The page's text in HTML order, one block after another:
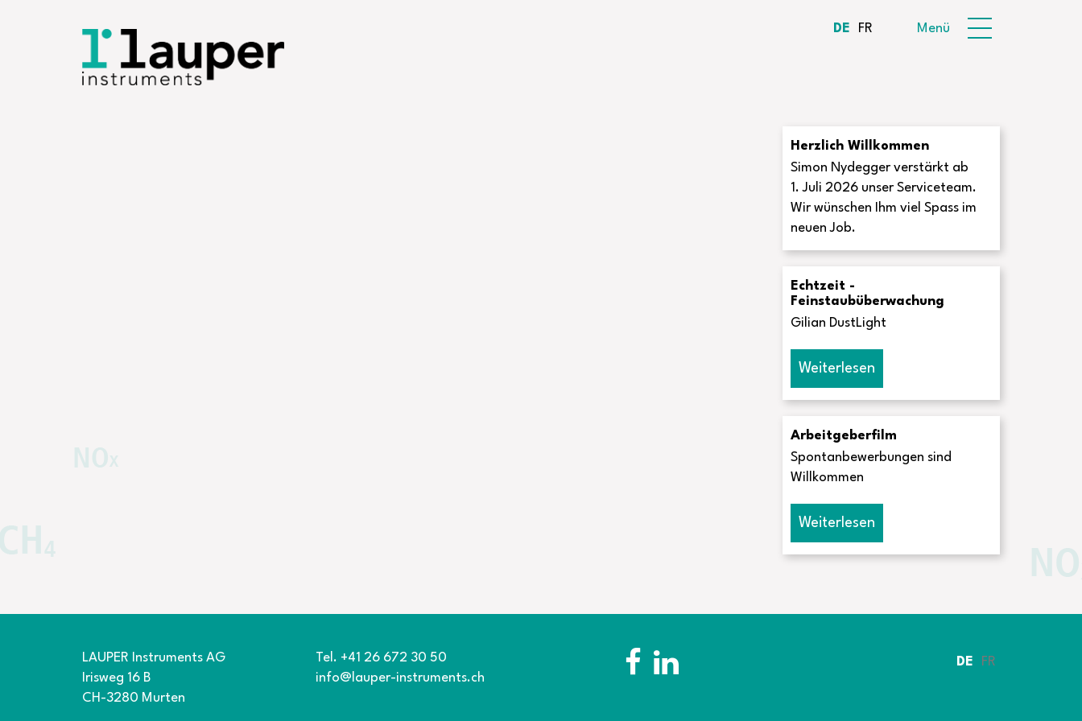
DE FR Menü
Herzlich Willkommen
Simon Nydegger verstärkt ab
1. Juli 2026 unser Serviceteam.
Wir wünschen Ihm viel Spass im
neuen Job.
Echtzeit -
Feinstaubüberwachung
Gilian DustLight
Weiterlesen
Arbeitgeberfilm
Spontanbewerbungen sind
Willkommen
Weiterlesen
LAUPER Instruments AG
Irisweg 16 B
CH-3280 Murten
Tel. +41 26 672 30 50
info@lauper-instruments.ch
DE FR